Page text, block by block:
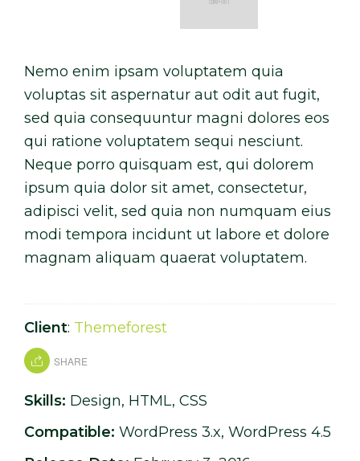
Nemo enim ipsam voluptatem quia
voluptas sit aspernatur aut odit aut fugit,
sed quia consequuntur magni dolores eos
qui ratione voluptatem sequi nesciunt.
Neque porro quisquam est, qui dolorem
ipsum quia dolor sit amet, consectetur,
adipisci velit, sed quia non numquam eius
modi tempora incidunt ut labore et dolore
magnam aliquam quaerat voluptatem.
Client: Themeforest
SHARE
Skills: Design, HTML, CSS
Compatible: WordPress 3.x, WordPress 4.5